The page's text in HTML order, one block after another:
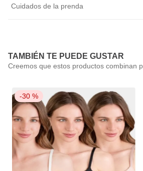
Cuidados de la prenda
TAMBIÉN TE PUEDE GUSTAR
-30 %